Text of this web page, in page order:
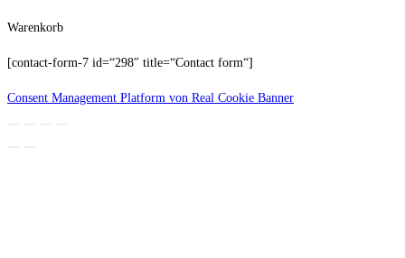
Warenkorb
[contact-form-7 id=“298″ title=“Contact form“]
Consent Management Platform von Real Cookie Banner